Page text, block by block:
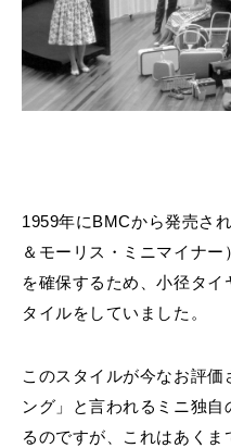
1959年にBMCから発売さ
＆モーリス・ミニマイナ
を確保するため、小径タ
タイルをしていました。
このスタイルが今なお評価
ング」と言われるミニ独
るのですが、これはあく